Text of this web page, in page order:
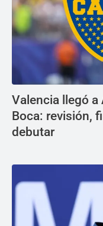
Valencia llegó a
Boca: revisión,
debutar